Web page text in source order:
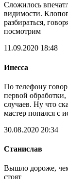
Сложилось
видимости.
разбираться,
посмотрим
11.09.2020 18:48
Инесса
По телефону
первой обработки,
случаев. Ну что
мастер попался с
30.08.2020 20:34
Станислав
Вышло дороже,
стоят